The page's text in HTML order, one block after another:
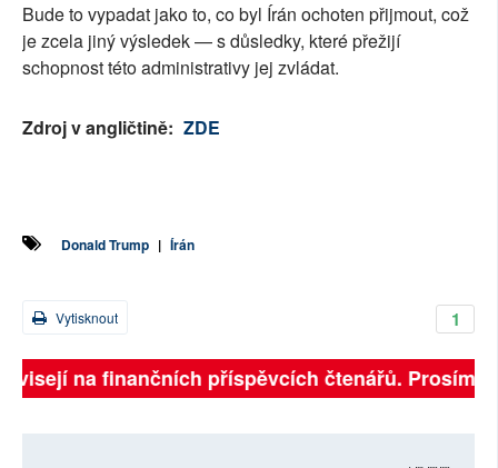
Bude to vypadat jako to, co byl Írán ochoten přijmout, což
je zcela jiný výsledek — s důsledky, které přežijí
schopnost této administrativy jej zvládat.
Zdroj v angličtině: ZDE
Donald Trump | Írán
1
Vytisknout
na finančních příspěvcích čtenářů. Prosíme,